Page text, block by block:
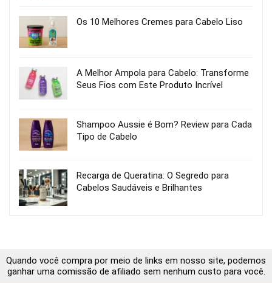
Os 10 Melhores Cremes para Cabelo Liso
A Melhor Ampola para Cabelo: Transforme
Seus Fios com Este Produto Incrível
Shampoo Aussie é Bom? Review para Cada
Tipo de Cabelo
Recarga de Queratina: O Segredo para
Cabelos Saudáveis e Brilhantes
Quando você compra por meio de links em nosso site, podemos
ganhar uma comissão de afiliado sem nenhum custo para você.